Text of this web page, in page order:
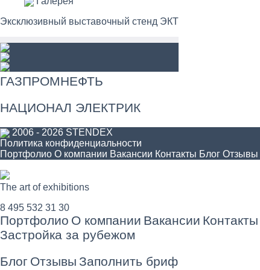
Эксклюзивный выставочный стенд ЭКТ
ГАЗПРОМНЕФТЬ
НАЦИОНАЛ ЭЛЕКТРИК
2006 - 2026 STENDEX
Политика конфиденциальности
Портфолио О компании Вакансии Контакты Блог Отзывы
The art of exhibitions
8 495 532 31 30
Портфолио О компании Вакансии Контакты
Застройка за рубежом
Блог Отзывы Заполнить бриф